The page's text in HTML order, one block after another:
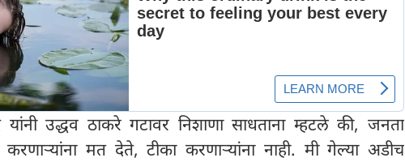
उद्धव ठाकरे गटावर निशाणा साधताना म्हटले की, जनता
करणाऱ्यांना मत देते, टीका करणाऱ्यांना नाही. मी गेल्या अडीच